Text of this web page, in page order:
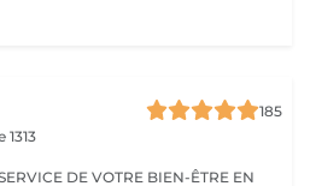
185
DE VOTRE BIEN-ÊTRE EN